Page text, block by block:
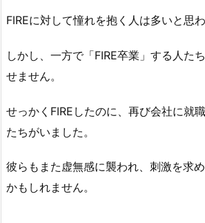
FIREに対して憧れを抱く人は多いと思わ
しかし、一方で「FIRE卒業」する人た
せません。
せっかくFIREしたのに、再び会社に就
たちがいました。
彼らもまた虚無感に襲われ、刺激を求
かもしれません。